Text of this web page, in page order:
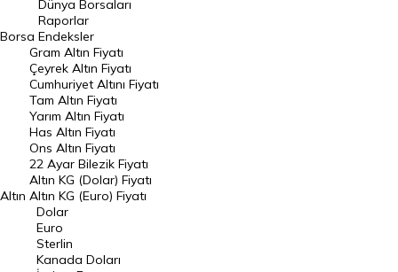
Dünya Borsaları
Raporlar
Endeksler
DÖVİZ
Döviz Kuru
Dolar Kuru
Euro Kuru
Pound Kuru
Frank Kuru
Borsa
Dünya Borsaları
Raporlar
Endeksler
Altın
Gram Altın Fiyatı
Çeyrek Altın Fiyatı
Cumhuriyet Altını Fiyatı
Tam Altın Fiyatı
Yarım Altın Fiyatı
Has Altın Fiyatı
Ons Altın Fiyatı
22 Ayar Bilezik Fiyatı
Altın KG (Dolar) Fiyatı
Altın KG (Euro) Fiyatı
Dolar
Euro
Sterlin
Kanada Doları